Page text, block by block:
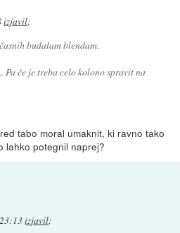
izjavil:
budalam blendam.
Pa če je treba celo kolono spravit na
tabo moral umaknit, ki ravno tako
lahko potegnil naprej?
izjavil: